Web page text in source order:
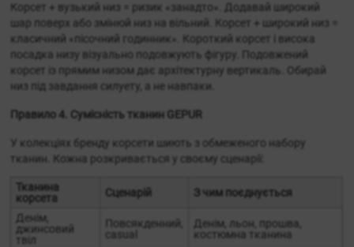
Корсет + вузький низ = ризик «занадто». Додавай широкий
шар поверх або змінюй низ на вільний. Корсет + широкий низ =
класичний «пісочний годинник». Короткий корсет і висока
посадка низу візуально подовжують фігуру. Подовжений
корсет із прямим низом дає архітектурну вертикаль. Обирай
низ під завдання силуету, а не навпаки.
Правило 4. Сумісність тканин GEPUR
У колекціях бренду корсети шиють з обмеженого набору
тканин. Кожна розкривається у своєму сценарії:
Тканина
корсета
Сценарій
З чим поєднується
Денім,
джинсовий
твіл
Повсякденний,
casual
Денім, льон, прошва,
костюмна тканина